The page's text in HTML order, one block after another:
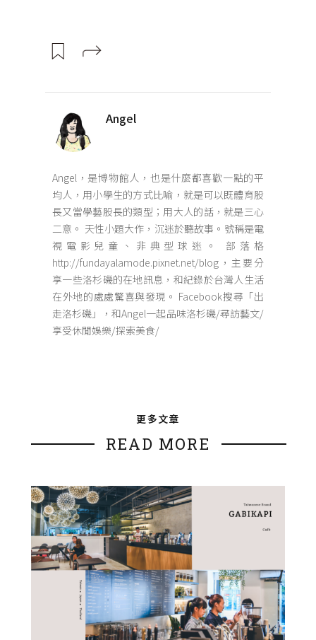
Angel
Angel，是博物館人，也是什麼都喜歡一點的平
均人，用小學生的方式比喻，就是可以既體育股
長又當學藝股長的類型；用大人的話，就是三心
二意。 天性小題大作，沉迷於聽故事。號稱是電
視電影兒童、非典型球迷。 部落格
http://fundayalamode.pixnet.net/blog，主要分
享一些洛杉磯的在地訊息，和紀錄於台灣人生活
在外地的處處驚喜與發現。 Facebook搜尋「出
走洛杉磯」，和Angel一起品味洛杉磯/尋訪藝文/
享受休閒娛樂/探索美食/
更多文章
READ MORE